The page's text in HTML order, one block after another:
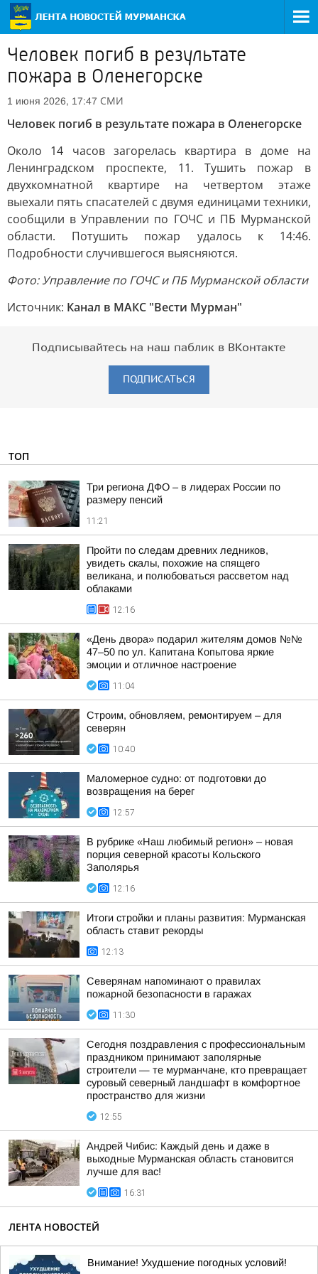
Человек погиб в результате
пожара в Оленегорске
1 июня 2026, 17:47 СМИ
Человек погиб в результате пожара в Оленегорске
Около 14 часов загорелась квартира в доме на
Ленинградском проспекте, 11. Тушить пожар в
двухкомнатной квартире на четвертом этаже
выехали пять спасателей с двумя единицами техники,
сообщили в Управлении по ГОЧС и ПБ Мурманской
области. Потушить пожар удалось к 14:46.
Подробности случившегося выясняются.
Фото: Управление по ГОЧС и ПБ Мурманской области
Источник: Канал в МАКС "Вести Мурман"
Подписывайтесь на наш паблик в ВКонтакте
ПОДПИСАТЬСЯ
ТОП
Три региона ДФО – в лидерах России по
размеру пенсий
11:21
Пройти по следам древних ледников,
увидеть скалы, похожие на спящего
великана, и полюбоваться рассветом над
облаками
12:16
«День двора» подарил жителям домов №№
47–50 по ул. Капитана Копытова яркие
эмоции и отличное настроение
11:04
Строим, обновляем, ремонтируем – для
северян
10:40
Маломерное судно: от подготовки до
возвращения на берег
12:57
В рубрике «Наш любимый регион» – новая
порция северной красоты Кольского
Заполярья
12:16
Итоги стройки и планы развития: Мурманская
область ставит рекорды
12:13
Северянам напоминают о правилах
пожарной безопасности в гаражах
11:30
Сегодня поздравления с профессиональным
праздником принимают заполярные
строители — те мурманчане, кто превращает
суровый северный ландшафт в комфортное
пространство для жизни
12:55
Андрей Чибис: Каждый день и даже в
выходные Мурманская область становится
лучше для вас!
16:31
ЛЕНТА НОВОСТЕЙ
Внимание! Ухудшение погодных условий!